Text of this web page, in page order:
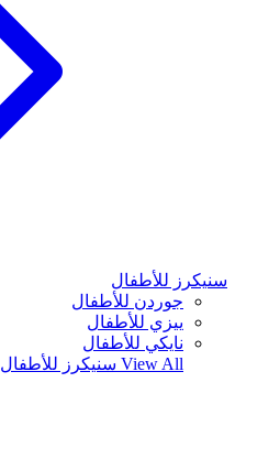
سنيكرز للأطفال
جوردن للأطفال
ييزي للأطفال
نايكي للأطفال
View All سنيكرز للأطفال